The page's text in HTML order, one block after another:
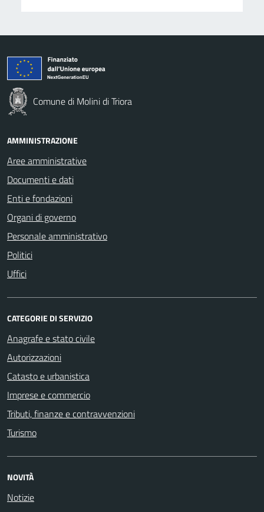
Comune di Molini di Triora
AMMINISTRAZIONE
Aree amministrative
Documenti e dati
Enti e fondazioni
Organi di governo
Personale amministrativo
Politici
Uffici
CATEGORIE DI SERVIZIO
Anagrafe e stato civile
Autorizzazioni
Catasto e urbanistica
Imprese e commercio
Tributi, finanze e contravvenzioni
Turismo
NOVITÀ
Notizie